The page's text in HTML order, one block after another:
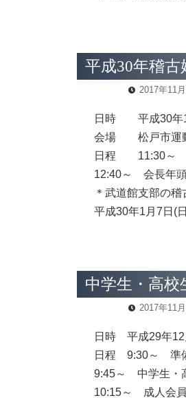
平成30年稽古
2017年11
日時 平成30年1
会場 松戸市運
日程 11:30～
12:40～ 会長年
＊武道館支部の
平成30年1月7日(
中学生・高校
2017年11
日時 平成29年
日程 9:30～ 準
9:45～ 中学生・
10:15～ 成人会